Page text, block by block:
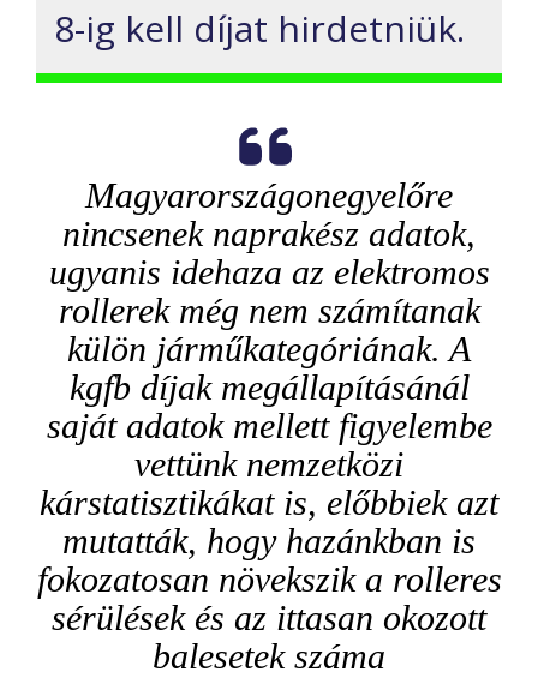
8-ig kell díjat hirdetniük.
Magyarországonegyelőre
nincsenek naprakész adatok,
ugyanis idehaza az elektromos
rollerek még nem számítanak
külön járműkategóriának. A
kgfb díjak megállapításánál
saját adatok mellett figyelembe
vettünk nemzetközi
kárstatisztikákat is, előbbiek azt
mutatták, hogy hazánkban is
fokozatosan növekszik a rolleres
sérülések és az ittasan okozott
balesetek száma